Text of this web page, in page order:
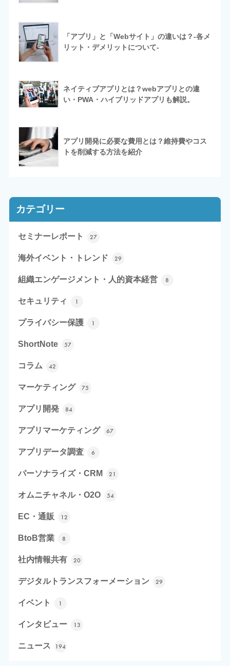
「アプリ」と「Webサイト」の違いは？-各メ
リット・デメリットについて-
ネイティブアプリとは？webアプリとの違
い・PWA・ハイブリッドアプリも解説。
アプリ開発に必要な費用とは？維持費やコス
トを削減する方法を紹介
カテゴリー
セミナーレポート 27
海外イベント・トレンド 29
組織エンゲージメント・人的資本経営 8
セキュリティ 1
プライバシー保護 1
ShortNote 57
コラム 42
マーケティング 75
アプリ開発 84
アプリマーケティング 67
アプリデータ調査 6
パーソナライズ・CRM 21
オムニチャネル・O2O 54
EC・通販 12
BtoB営業 8
社内情報共有 20
デジタルトランスフォーメーション 29
イベント 1
インタビュー 13
ニュース 194